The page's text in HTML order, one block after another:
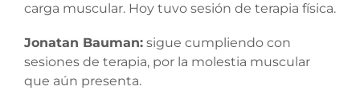
carga muscular. Hoy tuvo sesión de terapia física.
Jonatan Bauman: sigue cumpliendo con
sesiones de terapia, por la molestia muscular
que aún presenta.